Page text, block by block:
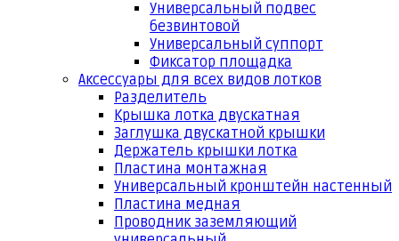
Универсальный подвес
безвинтовой
Универсальный суппорт
Фиксатор площадка
Аксессуары для всех видов лотков
Разделитель
Крышка лотка двускатная
Заглушка двускатной крышки
Держатель крышки лотка
Пластина монтажная
Универсальный кронштейн настенный
Пластина медная
Проводник заземляющий